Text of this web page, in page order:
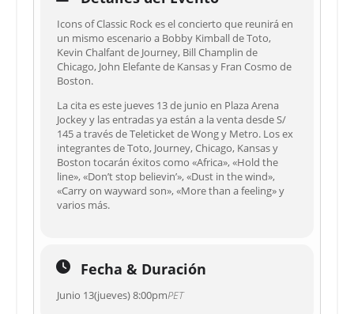
Icons of Classic Rock es el concierto que reunirá en
un mismo escenario a Bobby Kimball de Toto,
Kevin Chalfant de Journey, Bill Champlin de
Chicago, John Elefante de Kansas y Fran Cosmo de
Boston.
La cita es este jueves 13 de junio en Plaza Arena
Jockey y las entradas ya están a la venta desde S/
145 a través de Teleticket de Wong y Metro. Los ex
integrantes de Toto, Journey, Chicago, Kansas y
Boston tocarán éxitos como «Africa», «Hold the
line», «Don’t stop believin’», «Dust in the wind»,
«Carry on wayward son», «More than a feeling» y
varios más.
Fecha & Duración
Junio 13(jueves) 8:00pmPET